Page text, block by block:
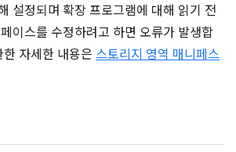
설정되며 확장 프로그램에 대해 읽기 전
이스를 수정하려고 하면 오류가 발생합
자세한 내용은 스토리지 영역 매니페스